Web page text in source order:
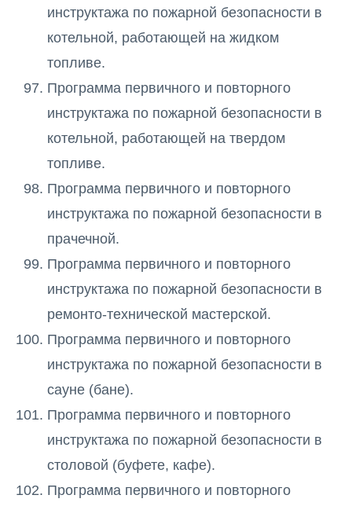
инструктажа по пожарной безопасности в
котельной, работающей на жидком
топливе.
Программа первичного и повторного
инструктажа по пожарной безопасности в
котельной, работающей на твердом
топливе.
Программа первичного и повторного
инструктажа по пожарной безопасности в
прачечной.
Программа первичного и повторного
инструктажа по пожарной безопасности в
ремонто-технической мастерской.
Программа первичного и повторного
инструктажа по пожарной безопасности в
сауне (бане).
Программа первичного и повторного
инструктажа по пожарной безопасности в
столовой (буфете, кафе).
Программа первичного и повторного